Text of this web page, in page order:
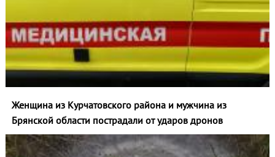
Женщина из Курчатовского района и мужчина из
Брянской области пострадали от ударов дронов